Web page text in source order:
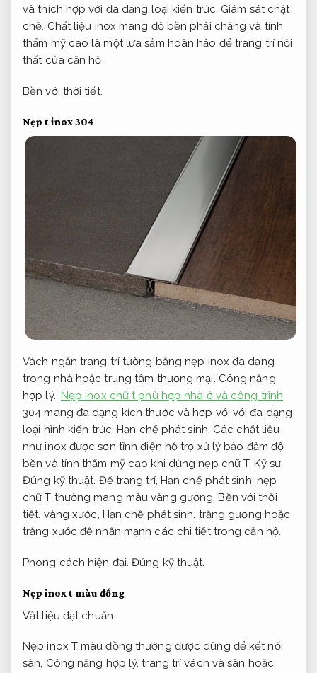
và thích hợp với đa dạng loại kiến trúc. Giám sát chặt
chẽ. Chất liệu inox mang độ bền phải chăng và tính
thẩm mỹ cao là một lựa sắm hoàn hảo để trang trí nội
thất của căn hộ.
Bền với thời tiết.
Nẹp t inox 304
Vách ngăn trang trí tường bằng nẹp inox đa dạng
trong nhà hoặc trung tâm thương mại. Công năng
hợp lý. Nẹp inox chữ t phù hợp nhà ở và công trình
304 mang đa dạng kích thước và hợp với với đa dạng
loại hình kiến trúc.Hạn chế phát sinh. Các chất liệu
như inox được sơn tĩnh điện hỗ trợ xử lý bảo đảm độ
bền và tính thẩm mỹ cao khi dùng nẹp chữ T.Kỹ sư.
Đúng kỹ thuật. Để trang trí, Hạn chế phát sinh. nẹp
chữ T thường mang màu vàng gương,Bền với thời
tiết. vàng xước, Hạn chế phát sinh. trắng gương hoặc
trắng xước để nhấn mạnh các chi tiết trong căn hộ.
Phong cách hiện đại. Đúng kỹ thuật.
Nẹp inox t màu đồng
Vật liệu đạt chuẩn.
Nẹp inox T màu đồng thường được dùng để kết nối
sàn, Công năng hợp lý. trang trí vách và sàn hoặc